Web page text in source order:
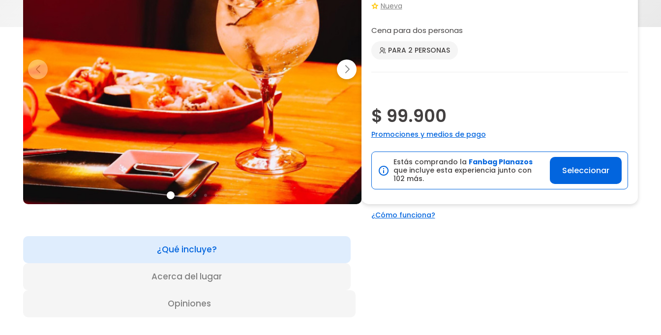
Nueva
Cena para dos personas
PARA 2 PERSONAS
$ 99.900
Promociones y medios de pago
Estás comprando la Fanbag Planazos
que incluye esta experiencia junto con
102 más.
Seleccionar
¿Cómo funciona?
¿Qué incluye?
Acerca del lugar
Opiniones